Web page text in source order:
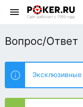
Вопрос/Ответ